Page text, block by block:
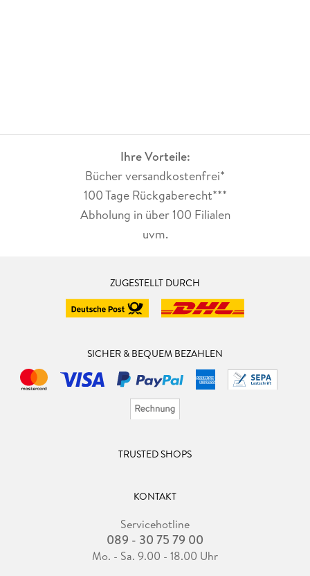
Ihre Vorteile:
Bücher versandkostenfrei*
100 Tage Rückgaberecht***
Abholung in über 100 Filialen
uvm.
ZUGESTELLT DURCH
SICHER & BEQUEM BEZAHLEN
TRUSTED SHOPS
KONTAKT
Servicehotline
089 - 30 75 79 00
Mo. - Sa. 9.00 - 18.00 Uhr